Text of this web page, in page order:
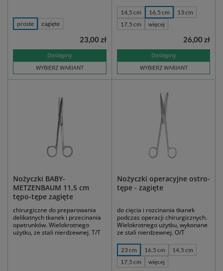
proste zagięte
Dostępny
WYBIERZ WARIANT
23,00 zł
14,5 cm 16,5 cm
13 cm
17,5 cm
więcej
Dostępny
WYBIERZ WARIANT
26,00 zł
Nożyczki BABY-
METZENBAUM 11,5 cm
tępo-tępe zagięte
chirurgiczne do preparowania
delikatnych tkanek i przecinania
opatrunków. Wielokrotnego
użytku, ze stali nierdzewnej. T/T
Nożyczki operacyjne ostro-
tępe - zagięte
do cięcia i rozcinania tkanek
podczas operacji chirurgicznych.
Wielokrotnego użytku, wykonane
ze stali nierdzewnej. O/T
23 cm 16,5 cm
14,5 cm
17,5 cm
więcej